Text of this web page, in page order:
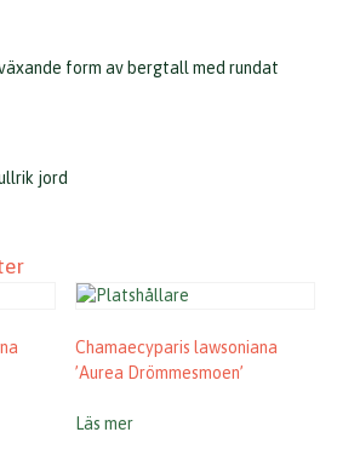
form av bergtall med rundat
jord
Chamaecyparis lawsoniana
’Aurea Drömmesmoen’
Läs mer